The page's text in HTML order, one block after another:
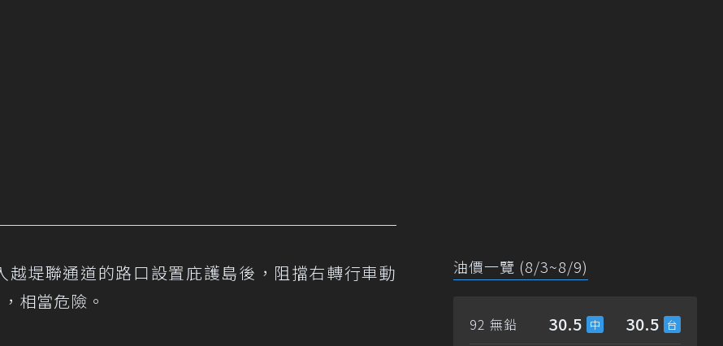
堤聯通道的路口設置庇護島後，阻擋右轉行車動
相當危險。
油價一覽 (8/3~8/9)
92 無鉛 30.5 30.5